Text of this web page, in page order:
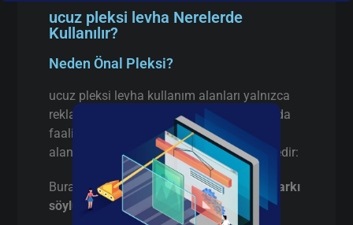
ucuz pleksi levha Nerelerde
Kullanılır?
Neden Önal Pleksi?
ucuz pleksi levha kullanım alanları yalnızca
reklam sektörüyle sınırlı değildir. İstanbul’da
faaliyet gösteren birçok firma aşağıdaki
alanlarda ucuz pleksi levha tercih etmektedir:
Burada pazarlama yapmıyorum,gerçek farkı
söylüyorum: